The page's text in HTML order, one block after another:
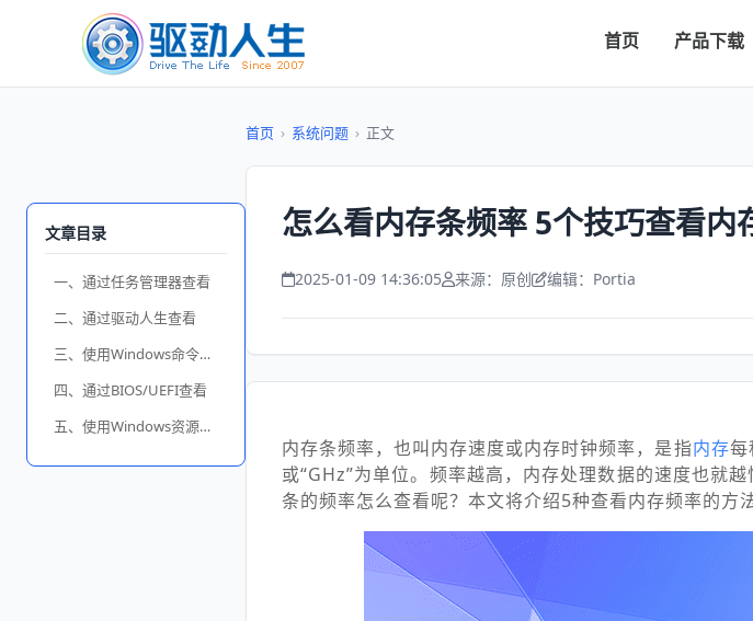
首页 产品下载
文章目录
一、通过任务管理器查看
二、通过驱动人生查看
三、使用Windows命令行工具查看
四、通过BIOS/UEFI查看
五、使用Windows资源监视器查看
首页 › 系统问题 › 正文
怎么看内存条频率 5个技巧查看内
2025-01-09 14:36:05 来源：原创 编辑：Portia
内存条频率，也叫内存速度或内存时钟频率，是指内存每
或“GHz”为单位。频率越高，内存处理数据的速度也就
条的频率怎么查看呢？本文将介绍5种查看内存频率的方